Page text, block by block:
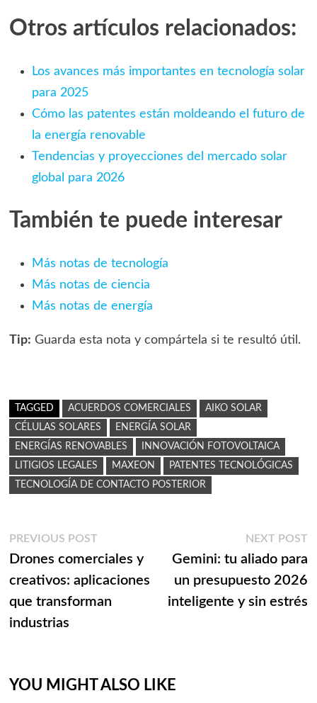
Otros artículos relacionados:
Los avances más importantes en tecnología solar
para 2025
Cómo las patentes están moldeando el futuro de
la energía renovable
Tendencias y proyecciones del mercado solar
global para 2026
También te puede interesar
Más notas de tecnología
Más notas de ciencia
Más notas de energía
Tip: Guarda esta nota y compártela si te resultó útil.
TAGGED ACUERDOS COMERCIALES
AIKO SOLAR
CÉLULAS SOLARES
ENERGÍA SOLAR
ENERGÍAS RENOVABLES
INNOVACIÓN FOTOVOLTAICA
LITIGIOS LEGALES
MAXEON
PATENTES TECNOLÓGICAS
TECNOLOGÍA DE CONTACTO POSTERIOR
Navegación
de
entradas
PREVIOUS POSTPrevious
post:
Drones comerciales y
creativos: aplicaciones
que transforman
industrias
NEXT POST
Gemini: tu aliado para
un presupuesto 2026
inteligente y sin estrés
YOU MIGHT ALSO LIKE